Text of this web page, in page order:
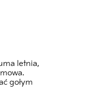
letnia,
gołym